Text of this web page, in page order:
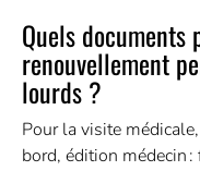
Quels
renouvellement
lourds ?
Pour la visite
bord, édition médecin